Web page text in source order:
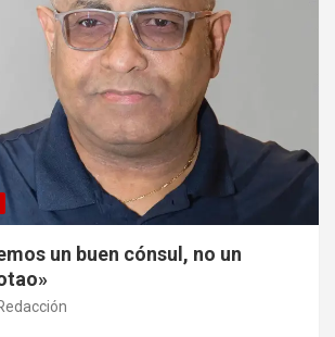
un buen cónsul, no un